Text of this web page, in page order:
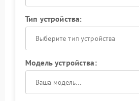
Тип устройства:
Выберите тип устройства
Модель устройства: